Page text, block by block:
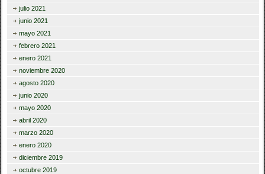
julio 2021
junio 2021
mayo 2021
febrero 2021
enero 2021
noviembre 2020
agosto 2020
junio 2020
mayo 2020
abril 2020
marzo 2020
enero 2020
diciembre 2019
octubre 2019